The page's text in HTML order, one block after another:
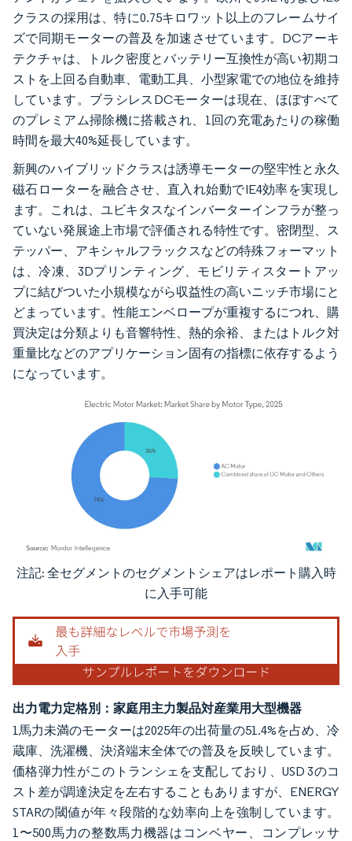
クラスの採用は、特に0.75キロワット以上のフレームサイ
ズで同期モーターの普及を加速させています。DCアーキ
テクチャは、トルク密度とバッテリー互換性が高い初期コ
ストを上回る自動車、電動工具、小型家電での地位を維持
しています。ブラシレスDCモーターは現在、ほぼすべて
のプレミアム掃除機に搭載され、1回の充電あたりの稼働
時間を最大40%延長しています。
新興のハイブリッドクラスは誘導モーターの堅牢性と永久
磁石ローターを融合させ、直入れ始動でIE4効率を実現し
ます。これは、ユビキタスなインバーターインフラが整っ
ていない発展途上市場で評価される特性です。密閉型、ス
テッパー、アキシャルフラックスなどの特殊フォーマット
は、冷凍、3Dプリンティング、モビリティスタートアッ
プに結びついた小規模ながら収益性の高いニッチ市場にと
どまっています。性能エンベロープが重複するにつれ、購
買決定は分類よりも音響特性、熱的余裕、またはトルク対
重量比などのアプリケーション固有の指標に依存するよう
になっています。
画像 © Mordor Intelligence。再利用にはCC BY 4.0の表示が必要です。
注記: 全セグメントのセグメントシェアはレポート購入時
に入手可能
出力電力定格別：家庭用主力製品対産業用大型機器
1馬力未満のモーターは2025年の出荷量の51.4%を占め、冷
蔵庫、洗濯機、決済端末全体での普及を反映しています。
価格弾力性がこのトランシェを支配しており、USD 3のコ
スト差が調達決定を左右することもありますが、ENERGY
STARの閾値が年々段階的な効率向上を強制しています。
1〜500馬力の整数馬力機器はコンベヤー、コンプレッサ